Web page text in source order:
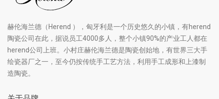
赫伦海兰德（Herend ），匈牙利是一个历史悠久的小镇，有herend
陶瓷公司在此，据说员工4000多人，整个小镇90%的产业工人都在
herend公司上班。小村庄赫伦海兰德是陶瓷创始地，有世界三大手
绘瓷器厂之一，至今仍按传统手工艺方法，利用手工成形和上漆制
造陶瓷。